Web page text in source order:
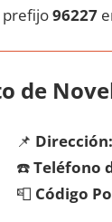
prefijo96227
dе
📌 Dirección:
☎️Teléfono
📮 Código